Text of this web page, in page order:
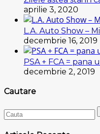
aprilie 3, 2020
L.A. Auto Show –
decembrie 16, 2019
PSA + FCA = pana
decembrie 2, 2019
Cautare